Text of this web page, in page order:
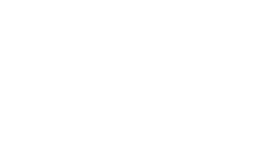
Deutschlands